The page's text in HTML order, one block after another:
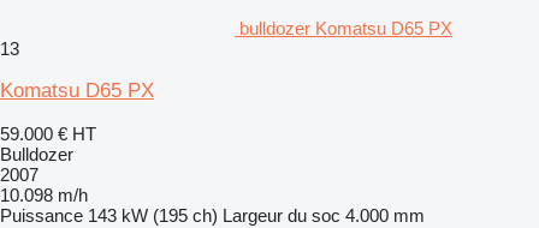
bulldozer Komatsu D65 PX
13
Komatsu D65 PX
59.000 € HT
Bulldozer
2007
10.098 m/h
Puissance 143 kW (195 ch) Largeur du soc 4.000 mm